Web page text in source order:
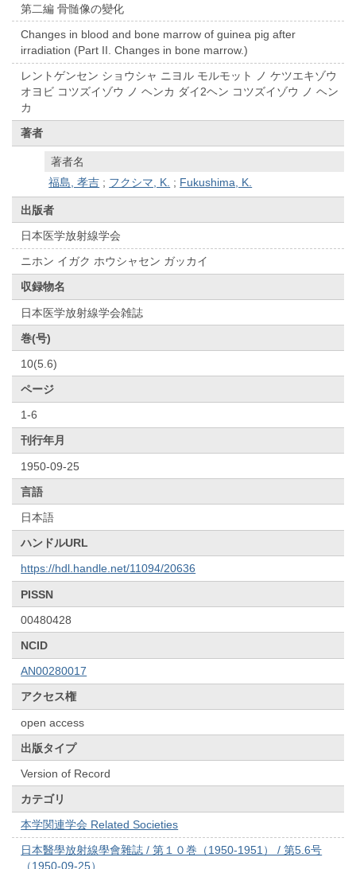
第二編 骨髄像の變化
Changes in blood and bone marrow of guinea pig after
irradiation (Part II. Changes in bone marrow.)
レントゲンセン ショウシャ ニヨル モルモット ノ ケツエキゾウ
オヨビ コツズイゾウ ノ ヘンカ ダイ2ヘン コツズイゾウ ノ ヘン
カ
著者
著者名
福島, 孝吉 ; フクシマ, K. ; Fukushima, K.
出版者
日本医学放射線学会
ニホン イガク ホウシャセン ガッカイ
収録物名
日本医学放射線学会雑誌
巻(号)
10(5.6)
ページ
1-6
刊行年月
1950-09-25
言語
日本語
ハンドルURL
https://hdl.handle.net/11094/20636
PISSN
00480428
NCID
AN00280017
アクセス権
open access
出版タイプ
Version of Record
カテゴリ
本学関連学会 Related Societies
日本醫學放射線學會雜誌 / 第１０巻（1950-1951） / 第5.6号
（1950-09-25）